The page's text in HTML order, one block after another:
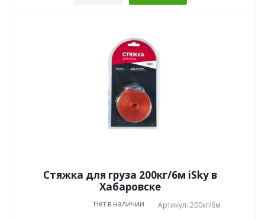
Стяжка для груза 200кг/6м iSky в
Хабаровске
Нет в наличии Артикул: 200кг/6м